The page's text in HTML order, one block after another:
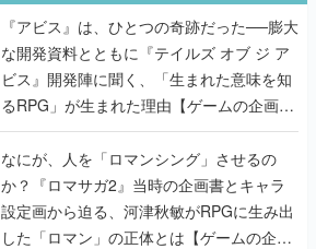
『アビス』は、ひとつの奇跡だった──膨大
な開発資料とともに『テイルズ オブ ジ ア
ビス』開発陣に聞く、「生まれた意味を知
るRPG」が生まれた理由【ゲームの企画
書】
なにが、人を「ロマンシング」させるの
か？『ロマサガ2』当時の企画書とキャラ
設定画から迫る、河津秋敏がRPGに生み出
した「ロマン」の正体とは【ゲームの企画